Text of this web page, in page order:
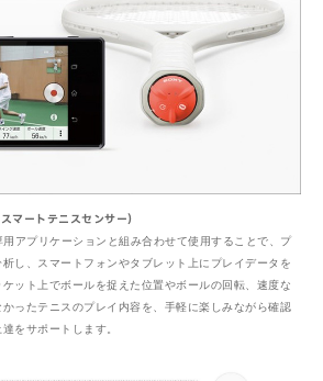
ートテニスセンサー）
アプリケーションと組み合わせて使用することで、プ
し、スマートフォンやタブレット上にプレイデータを
ット上でボールを捉えた位置やボールの回転、速度な
ったテニスのプレイ内容を、手軽に楽しみながら確認
をサポートします。